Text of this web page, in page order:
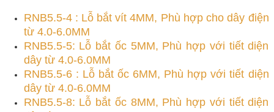
RNB5.5-4 : Lỗ bắt vít 4MM, Phù hợp cho dây điện
từ 4.0-6.0MM
RNB5.5-5: Lỗ bắt ốc 5MM, Phù hợp với tiết diện
dây từ 4.0-6.0MM
RNB5.5-6 : Lỗ bắt ốc 6MM, Phù hợp với tiết diện
dây từ 4.0-6.0MM
RNB5.5-8: Lỗ bắt ốc 8MM, Phù hợp với tiết diện